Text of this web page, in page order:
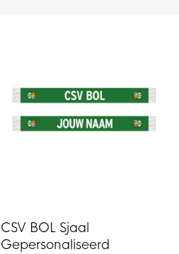
CSV BOL Sjaal
Gepersonaliseerd